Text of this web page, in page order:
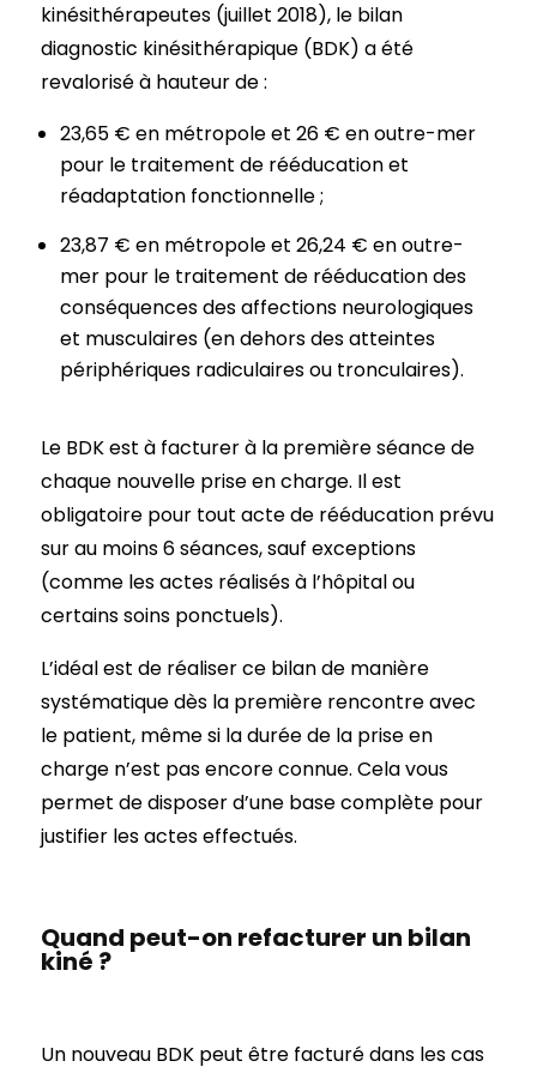
kinésithérapeutes (juillet 2018), le bilan
diagnostic kinésithérapique (BDK) a été
revalorisé à hauteur de :
23,65 € en métropole et 26 € en outre-mer
pour le traitement de rééducation et
réadaptation fonctionnelle ;
23,87 € en métropole et 26,24 € en outre-
mer pour le traitement de rééducation des
conséquences des affections neurologiques
et musculaires (en dehors des atteintes
périphériques radiculaires ou tronculaires).
Le BDK est à facturer à la première séance de
chaque nouvelle prise en charge. Il est
obligatoire pour tout acte de rééducation prévu
sur au moins 6 séances, sauf exceptions
(comme les actes réalisés à l’hôpital ou
certains soins ponctuels).
L’idéal est de réaliser ce bilan de manière
systématique dès la première rencontre avec
le patient, même si la durée de la prise en
charge n’est pas encore connue. Cela vous
permet de disposer d’une base complète pour
justifier les actes effectués.
Quand peut-on refacturer un bilan
kiné ?
Un nouveau BDK peut être facturé dans les cas